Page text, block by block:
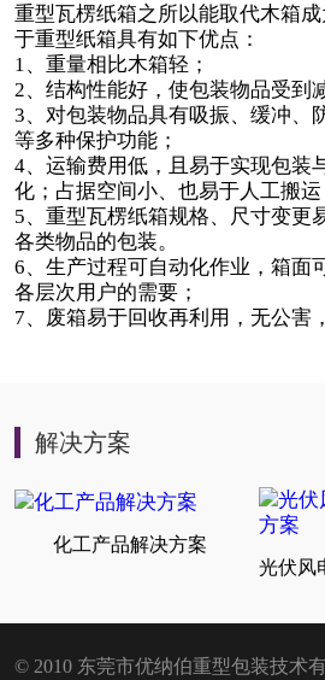
重型瓦楞纸箱之所以能取代木箱
于重型纸箱具有如下优点：
1、重量相比木箱轻；
2、结构性能好，使包装物品受到
3、对包装物品具有吸振、缓冲、
等多种保护功能；
4、运输费用低，且易于实现包装
化；占据空间小、也易于人工搬运
5、重型瓦楞纸箱规格、尺寸变更
各类物品的包装。
6、生产过程可自动化作业，箱面
各层次用户的需要；
7、废箱易于回收再利用，无公害
解决方案
化工产品解决方案
光伏风
© 2010 东莞市优纳伯重型包装技术